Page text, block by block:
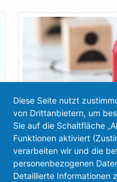
Diese Seite nutzt
von Drittanbietern, um
Sie auf die Schaltfläche
Funktionen aktiviert
verarbeiten wir und die
personenbezogenen
Detaillierte Informationen